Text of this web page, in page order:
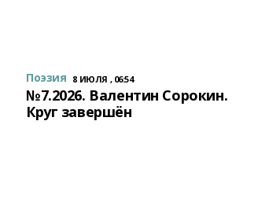
Поэзия 8 ИЮЛЯ , 06:54
№7.2026. Валентин Сорокин.
Круг завершён